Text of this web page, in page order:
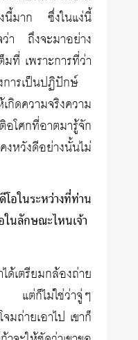
งนี้มาก ซึ่งในแง่นี้
ว่า ถึงจะมาอย่าง
มที่ เพราะการที่ว่า
การเป็นปฏิปักษ์
ดความจริงความ
ศกที่อาตมารู้จัก
งหวังดีอย่างนั้นไม่
อในระหว่างที่ท่าน
นลักษณะไหนเจ้า
ด้เตรียมกล้องถ่าย
แต่ก็ไม่ใช่ว่าจู่ๆ
มถ่ายเอาไป เขาก็